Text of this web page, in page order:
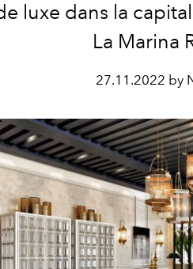
luxe dans la
La Marina
27.11.2022 by